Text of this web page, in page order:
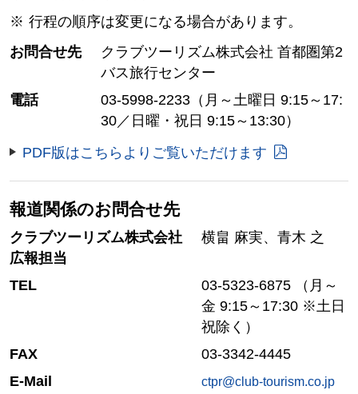
行程の順序は変更になる場合があります。
お問合せ先
クラブツーリズム株式会社 首都圏第2
バス旅行センター
電話
03-5998-2233（月～土曜日 9:15～17:
30／日曜・祝日 9:15～13:30）
PDF版はこちらよりご覧いただけます
報道関係のお問合せ先
クラブツーリズム株式会社
広報担当
横畠 麻実、青木 之
TEL
03-5323-6875 （月～
金 9:15～17:30 ※土日
祝除く）
FAX
03-3342-4445
E-Mail
ctpr@club-tourism.co.jp